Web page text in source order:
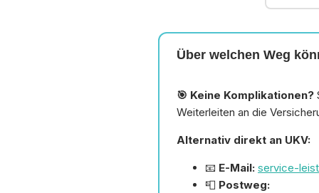
Über welchen Weg
🎯 Keine Komplikationen?
Weiterleiten an die
Alternativ direkt an UKV:
📧 E-Mail: service-
📮 Postweg: